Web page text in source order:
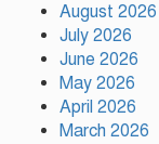
August 2026
July 2026
June 2026
May 2026
April 2026
March 2026